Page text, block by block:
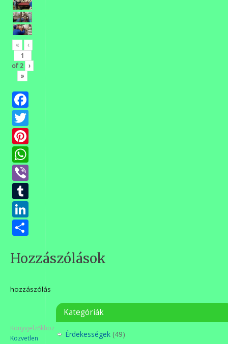
« ‹
of 2
›
»
Facebook
Twitter
Pinterest
WhatsApp
Viber
Tumblr
LinkedIn
Ossza
meg
Hozzászólások
hozzászólás
Könyvjelzőkhöz
Közvetlen
Kategóriák
Érdekességek (49)